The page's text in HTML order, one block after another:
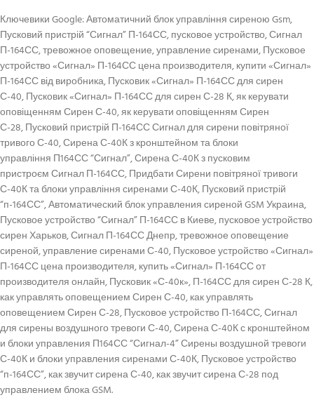
Ключевики Google: Автоматичний блок управління сиреною Gsm,
Пусковий пристрій “Сигнал” П-164СС, пусковое устройство, Сигнал
П-164СС, тревожное оповещение, управление сиренами, Пусковое
устройство «Сигнал» П-164СС цена производителя, купити «Сигнал»
П-164СС від виробника, Пусковик «Сигнал» П-164СС для сирен
С-40, Пусковик «Сигнал» П-164СС для сирен С-28 К, як керувати
оповіщенням Сирен С-40, як керувати оповіщенням Сирен
С-28, Пусковий пристрій П-164СС Сигнал для сирени повітряної
тривого С-40, Сирена С-40К з кронштейном та блоки
управління П164СС “Сигнал”, Сирена С-40К з пусковим
пристроєм Сигнал П-164СС, Придбати Сирени повітряної тривоги
С-40К та блоки управління сиренами С-40К, Пусковий пристрій
“п-164СС”, Автоматический блок управления сиреной GSM Украина,
Пусковое устройство “Сигнал” П-164СС в Киеве, пусковое устройство
сирен Харьков, Сигнал П-164СС Днепр, тревожное оповещение
сиреной, управление сиренами С-40, Пусковое устройство «Сигнал»
П-164СС цена производителя, купить «Сигнал» П-164СС от
производителя онлайн, Пусковик «С-40к», П-164СС для сирен С-28 К,
как управлять оповещением Сирен С-40, как управлять
оповещением Сирен С-28, Пусковое устройство П-164СС, Сигнал
для сирены воздушного тревоги С-40, Сирена С-40К с кронштейном
и блоки управления П164СС “Сигнал-4” Сирены воздушной тревоги
С-40К и блоки управления сиренами С-40К, Пусковое устройство
“п-164СС”, как звучит сирена С-40, как звучит сирена С-28 под
управлением блока GSM.